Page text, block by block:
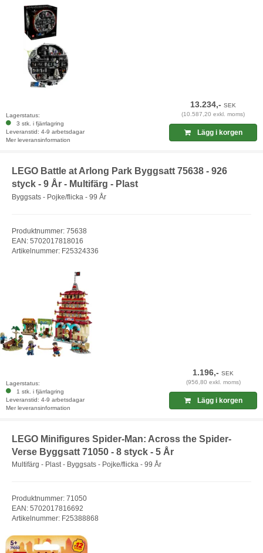
Lagerstatus:
3 stk. i fjärrlagring
Leveranstid: 4-9 arbetsdagar
Mer leveransinformation
13.234,-SEK
(10.587,20 exkl. moms)
Lägg i korgen
LEGO Battle at Arlong Park Byggsatt 75638 - 926
styck - 9 År - Multifärg - Plast
Byggsats - Pojke/flicka - 99 År
Produktnummer: 75638
EAN: 5702017818016
Artikelnummer: F25324336
Lagerstatus:
1 stk. i fjärrlagring
Leveranstid: 4-9 arbetsdagar
Mer leveransinformation
1.196,-SEK
(956,80 exkl. moms)
Lägg i korgen
LEGO Minifigures Spider-Man: Across the Spider-
Verse Byggsatt 71050 - 8 styck - 5 År
Multifärg - Plast - Byggsats - Pojke/flicka - 99 År
Produktnummer: 71050
EAN: 5702017816692
Artikelnummer: F25388868